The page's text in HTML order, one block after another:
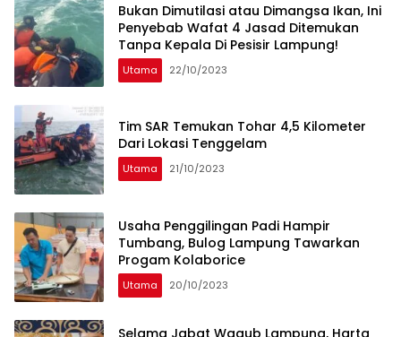
Bukan Dimutilasi atau Dimangsa Ikan, Ini
Penyebab Wafat 4 Jasad Ditemukan
Tanpa Kepala Di Pesisir Lampung!
Utama 22/10/2023
Tim SAR Temukan Tohar 4,5 Kilometer
Dari Lokasi Tenggelam
Utama 21/10/2023
Usaha Penggilingan Padi Hampir
Tumbang, Bulog Lampung Tawarkan
Progam Kolaborice
Utama 20/10/2023
Selama Jabat Wagub Lampung, Harta